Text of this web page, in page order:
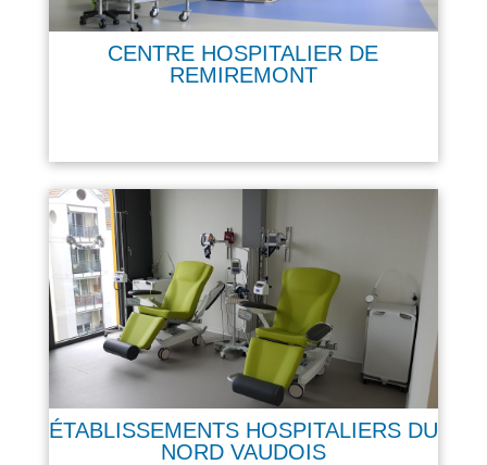
CENTRE HOSPITALIER DE
REMIREMONT
ÉTABLISSEMENTS HOSPITALIERS DU
NORD VAUDOIS